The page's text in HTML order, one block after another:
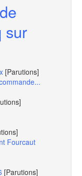
sur
[Parutions]
Fourcaut
[Parutions]